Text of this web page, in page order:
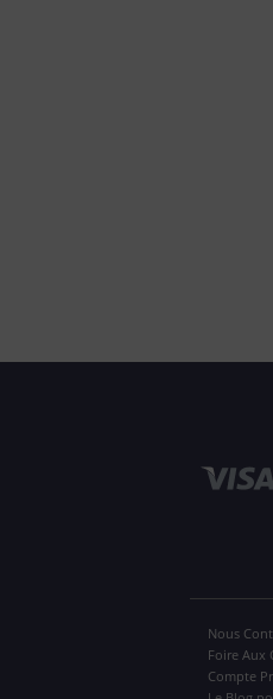
Nous
Foire Aux
Compte